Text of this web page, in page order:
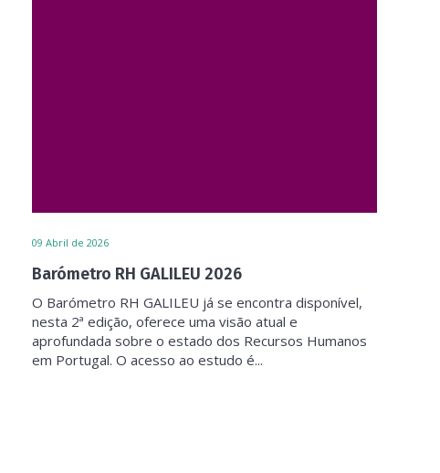
09 Abril de 2026
Barómetro RH GALILEU 2026
O Barómetro RH GALILEU já se encontra disponível,
nesta 2ª edição, oferece uma visão atual e
aprofundada sobre o estado dos Recursos Humanos
em Portugal. O acesso ao estudo é...